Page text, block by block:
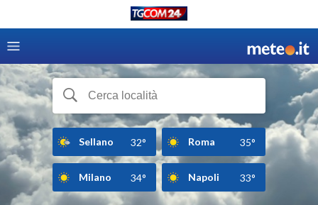
Sellano 32° Roma 35°
Milano 34° Napoli 33°